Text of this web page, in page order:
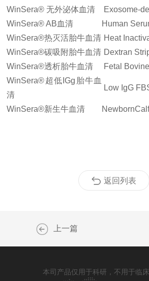
WinSera® 无外泌体血清 Exosome-
WinSera® AB血清
Human
WinSera®热灭活胎牛血清 Heat
WinSera®碳吸附胎牛血清 Dextran
WinSera®透析胎牛血清
Fetal
WinSera®超低IGg胎牛血
清
Low IgG
WinSera®新生牛血清
返回列表
上一篇
本司产品仅用于科研，不用于临